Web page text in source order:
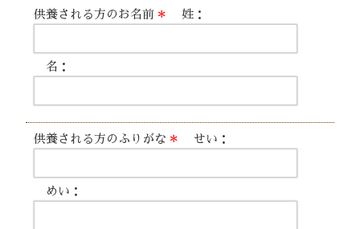
供養される方のお名前 ＊ 姓：
名：
供養される方のふりがな ＊ せい：
めい：